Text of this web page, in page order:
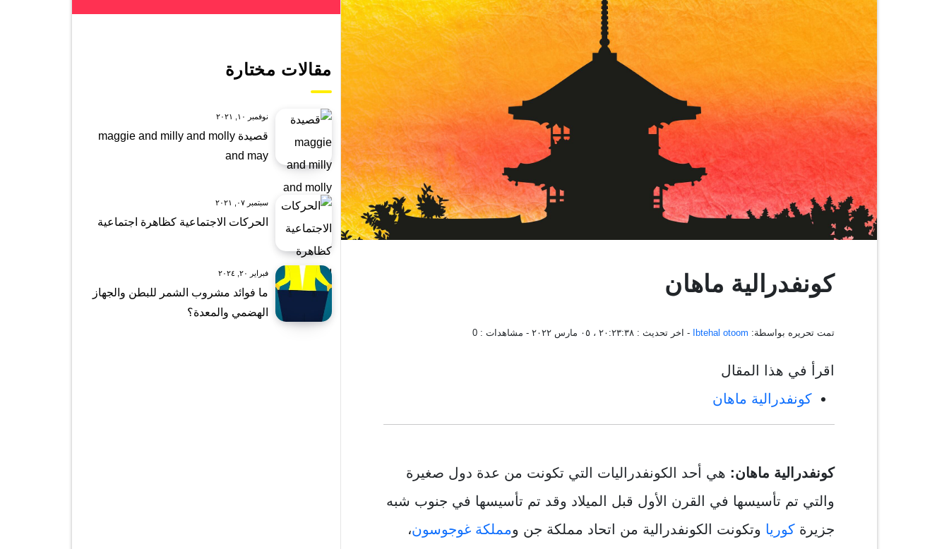
كونفدرالية ماهان
تمت تحريره بواسطة: Ibtehal otoom - اخر تحديث : ٢٠:٢٣:٣٨ ، ٠٥ مارس ٢٠٢٢ - مشاهدات : 0
اقرأ في هذا المقال
كونفدرالية ماهان
كونفدرالية ماهان: هي أحد الكونفدراليات التي تكونت من عدة دول صغيرة
والتي تم تأسيسها في القرن الأول قبل الميلاد وقد تم تأسيسها في جنوب شبه
جزيرة كوريا وتكونت الكونفدرالية من اتحاد مملكة جن ومملكة غوجوسون،
مقالات مختارة
نوفمبر ١٠, ٢٠٢١
قصيدة maggie and milly and molly
and may
سبتمبر ٠٧, ٢٠٢١
الحركات الاجتماعية كظاهرة اجتماعية
فبراير ٢٠, ٢٠٢٤
ما فوائد مشروب الشمر للبطن والجهاز
الهضمي والمعدة؟